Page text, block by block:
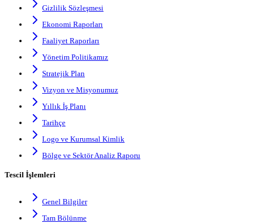
Gizlilik Sözleşmesi
Ekonomi Raporları
Faaliyet Raporları
Yönetim Politikamız
Stratejik Plan
Vizyon ve Misyonumuz
Yıllık İş Planı
Tarihçe
Logo ve Kurumsal Kimlik
Bölge ve Sektör Analiz Raporu
Tescil İşlemleri
Genel Bilgiler
Tam Bölünme